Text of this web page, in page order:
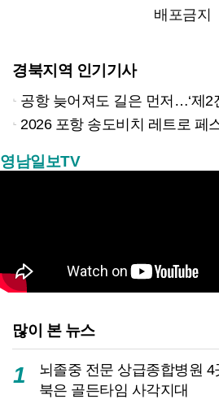
배포금지
경북지역 인기기사
공항 늦어져도 길은 먼저…‘제2전성기’
2026 포항 송도비치 레트로 페스티벌 개막...송
영남일보TV
많이 본 뉴스
1
뇌졸중 전문 상급종합병원
북은 골든타임 사각지대